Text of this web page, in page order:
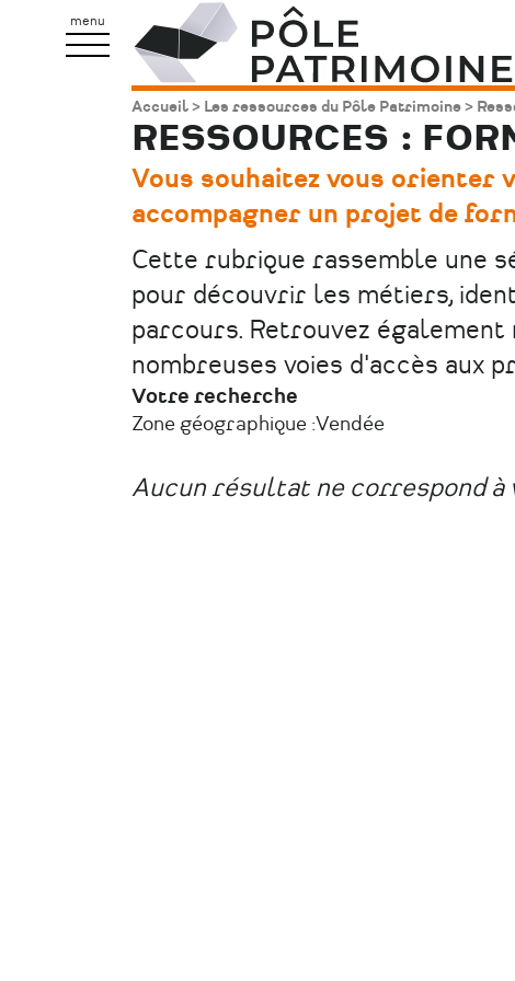
menu
Pôle
Patrimoine
Fil
d'Ariane
Accueil Les ressources du Pôle Patrimoine
RESSOURCES :
Vous souhaitez vous orienter
accompagner un projet de
Cette rubrique rassemble une
pour découvrir les métiers,
parcours. Retrouvez
nombreuses voies d'accès aux
Votre recherche
Zone géographique :Vendée
Aucun résultat ne correspond